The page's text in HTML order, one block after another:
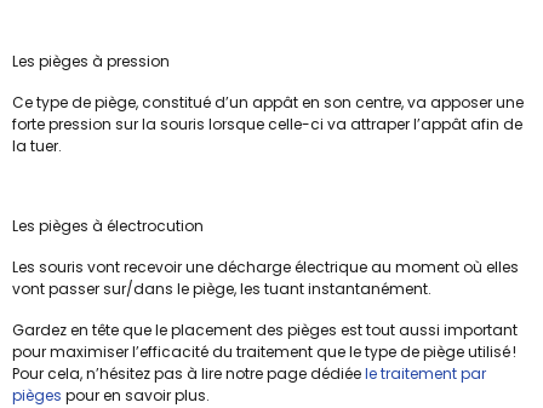
Les pièges à pression
Ce type de piège, constitué d’un appât en son centre, va apposer une
forte pression sur la souris lorsque celle-ci va attraper l’appât afin de
la tuer.
Les pièges à électrocution
Les souris vont recevoir une décharge électrique au moment où elles
vont passer sur/dans le piège, les tuant instantanément.
Gardez en tête que le placement des pièges est tout aussi important
pour maximiser l’efficacité du traitement que le type de piège utilisé !
Pour cela, n’hésitez pas à lire notre page dédiéele traitement par
pièges pour en savoir plus.